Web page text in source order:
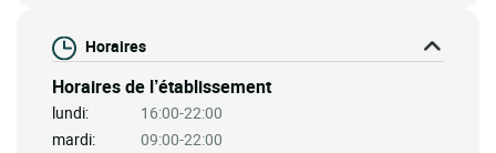
Horaires
Horaires de l’établissement
lundi:
16:00-22:00
mardi:
09:00-22:00